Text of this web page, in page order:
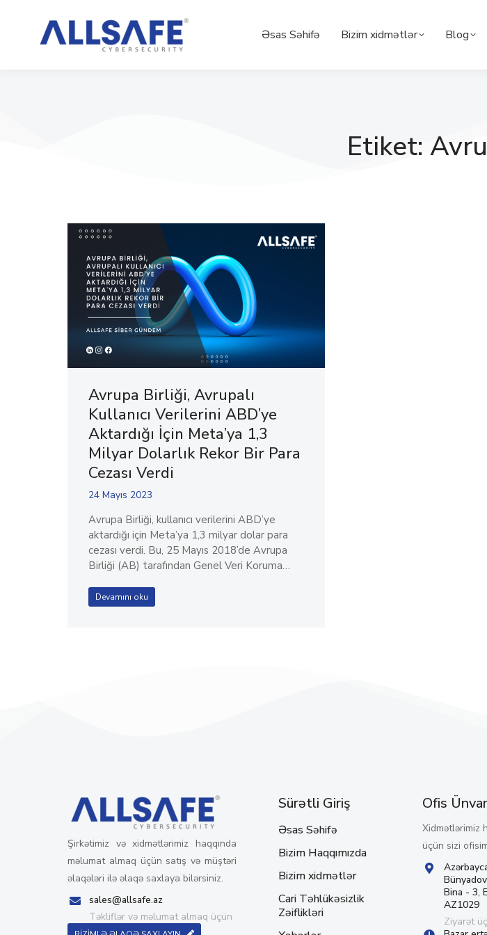
Əsas Səhifə Bizim xidmətlər Blog
Etiket:
Avrupa Birliği, Avrupalı
Kullanıcı Verilerini ABD’ye
Aktardığı İçin Meta’ya 1,3
Milyar Dolarlık Rekor Bir Para
Cezası Verdi
24 Mayıs 2023
Avrupa Birliği, kullanıcı verilerini ABD’ye
aktardığı için Meta’ya 1,3 milyar dolar para
cezası verdi. Bu, 25 Mayıs 2018’de Avrupa
Birliği (AB) tarafından Genel Veri Koruma…
Devamını oku
Şirkətimiz və xidmətlərimiz haqqında
məlumat almaq üçün satış və müştəri
əlaqələri ilə əlaqə saxlaya bilərsiniz.
sales@allsafe.az
Təkliflər və məlumat almaq üçün
Sürətli Giriş
Əsas Səhifə
Bizim Haqqımızda
Bizim xidmətlər
Cari Təhlükəsizlik
Zəiflikləri
Ofis
Xidmətlərimiz
üçün sizi
Bina - 3,
AZ1029
Ziyarət